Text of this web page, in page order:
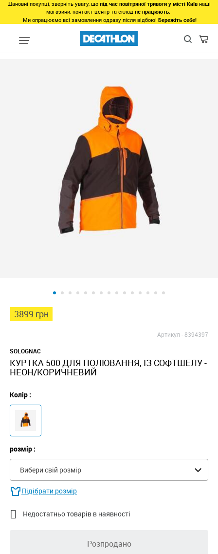
Шановні покупці, зверніть увагу, що під час повітряної тривоги у місті Київ наші
магазини, контакт-центр та склад не працюють.
Ми опрацюємо всі замовлення одразу після відбою! Бережіть себе!
Види спорту Активний відпочинок Камуфляж
3899 грн
Артикул -8394397
SOLOGNAC
КУРТКА 500 ДЛЯ ПОЛЮВАННЯ, ІЗ СОФТШЕЛУ -
НЕОН/КОРИЧНЕВИЙ
Колір :
розмір :
Вибери свій розмір
Підібрати розмір
 Недостатньо товарів в наявності
Розпродано